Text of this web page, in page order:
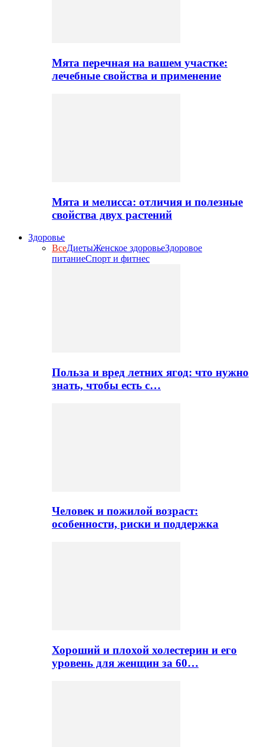
Мята перечная на вашем участке:
лечебные свойства и применение
Мята и мелисса: отличия и полезные
свойства двух растений
Здоровье
ВсеДиетыЖенское здоровьеЗдоровое
питаниеСпорт и фитнес
Польза и вред летних ягод: что нужно
знать, чтобы есть с…
Человек и пожилой возраст:
особенности, риски и поддержка
Хороший и плохой холестерин и его
уровень для женщин за 60…